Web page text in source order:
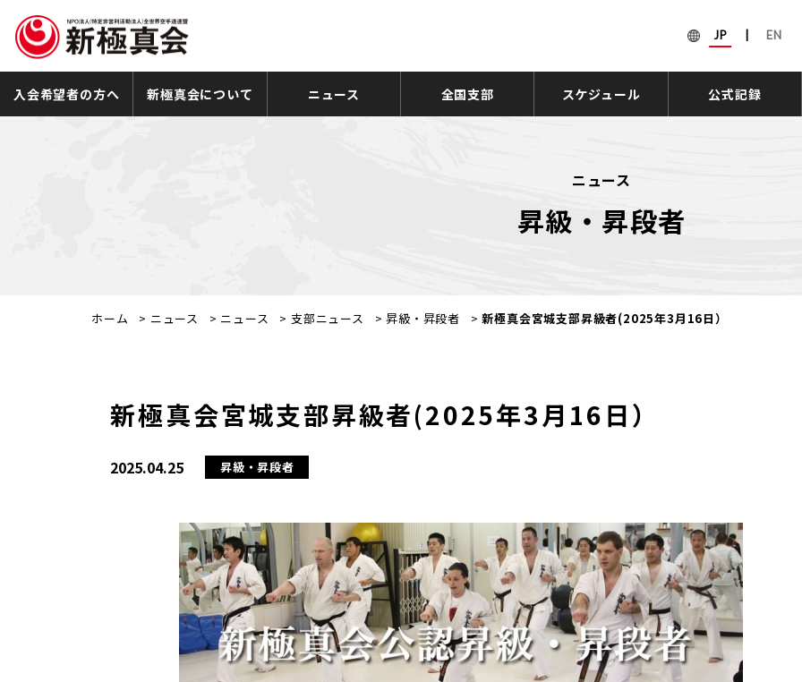
JP EN
入会希望者の方へ 新極真会について ニュース 全国支部 スケジュール 公式記録
ニュース
昇級・昇段者
ホーム > ニュース > ニュース > 支部ニュース >昇級・昇段者 >新極真会宮城支部昇級者(2025年3月16日）
新極真会宮城支部昇級者(2025年3月16日）
2025.04.25 昇級・昇段者